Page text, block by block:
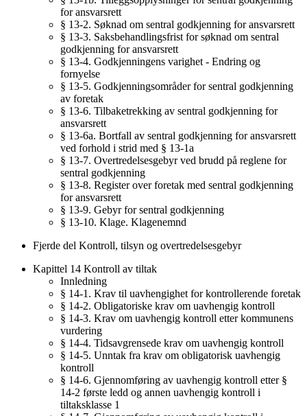
for ansvarsrett
§ 13-2. Søknad om sentral godkjenning for ansvarsrett
§ 13-3. Saksbehandlingsfrist for søknad om sentral
godkjenning for ansvarsrett
§ 13-4. Godkjenningens varighet - Endring og
fornyelse
§ 13-5. Godkjenningsområder for sentral godkjenning
av foretak
§ 13-6. Tilbaketrekking av sentral godkjenning for
ansvarsrett
§ 13-6a. Bortfall av sentral godkjenning for ansvarsrett
ved forhold i strid med § 13-1a
§ 13-7. Overtredelsesgebyr ved brudd på reglene for
sentral godkjenning
§ 13-8. Register over foretak med sentral godkjenning
for ansvarsrett
§ 13-9. Gebyr for sentral godkjenning
§ 13-10. Klage. Klagenemnd
Fjerde del Kontroll, tilsyn og overtredelsesgebyr
Kapittel 14 Kontroll av tiltak
Innledning
§ 14-1. Krav til uavhengighet for kontrollerende foretak
§ 14-2. Obligatoriske krav om uavhengig kontroll
§ 14-3. Krav om uavhengig kontroll etter kommunens
vurdering
§ 14-4. Tidsavgrensede krav om uavhengig kontroll
§ 14-5. Unntak fra krav om obligatorisk uavhengig
kontroll
§ 14-6. Gjennomføring av uavhengig kontroll etter §
14-2 første ledd og annen uavhengig kontroll i
tiltaksklasse 1